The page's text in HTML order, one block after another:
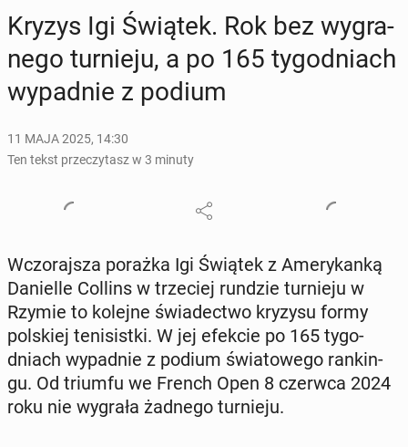
Kryzys Igi Świątek. Rok bez wy­gra­
ne­go tur­nie­ju, a po 165 ty­go­dniach
wy­pad­nie z podium
11 MAJA 2025, 14:30
Ten tekst przeczytasz w 3 minuty
Wczo­raj­sza porażka Igi Świątek z Ame­ry­kan­ką
Da­niel­le Collins w trze­ciej rundzie tur­nie­ju w
Rzymie to kolejne świa­dec­two kryzysu formy
pol­skiej te­ni­sist­ki. W jej efekcie po 165 ty­go­
dniach wy­pad­nie z podium świa­to­we­go ran­kin­
gu. Od triumfu we French Open 8 czerwca 2024
roku nie wygrała żadnego tur­nie­ju.